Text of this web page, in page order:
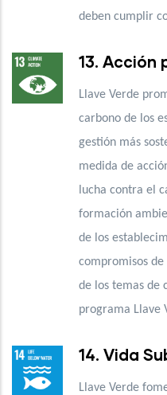
deben cumplir
13. Acción
Llave Verde
carbono de los
gestión más
medida de
lucha contra el
formación
de los
compromisos de
de los temas de
programa Llave
14. Vida
Llave Verde